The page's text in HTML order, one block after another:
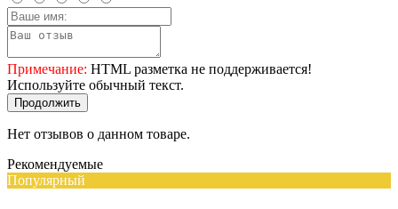
Примечание: HTML разметка не поддерживается!
Используйте обычный текст.
Продолжить
Нет отзывов о данном товаре.
Рекомендуемые
Популярный